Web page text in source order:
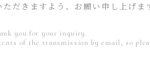
だきますよう、 お願い申し上げま
you for your inquiry.
of the transmission by email, so